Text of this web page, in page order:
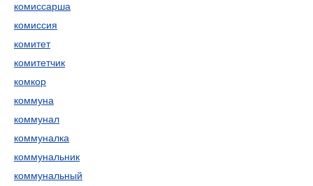
комиссарша
комиссия
комитет
комитетчик
комкор
коммуна
коммунал
коммуналка
коммунальник
коммунальный